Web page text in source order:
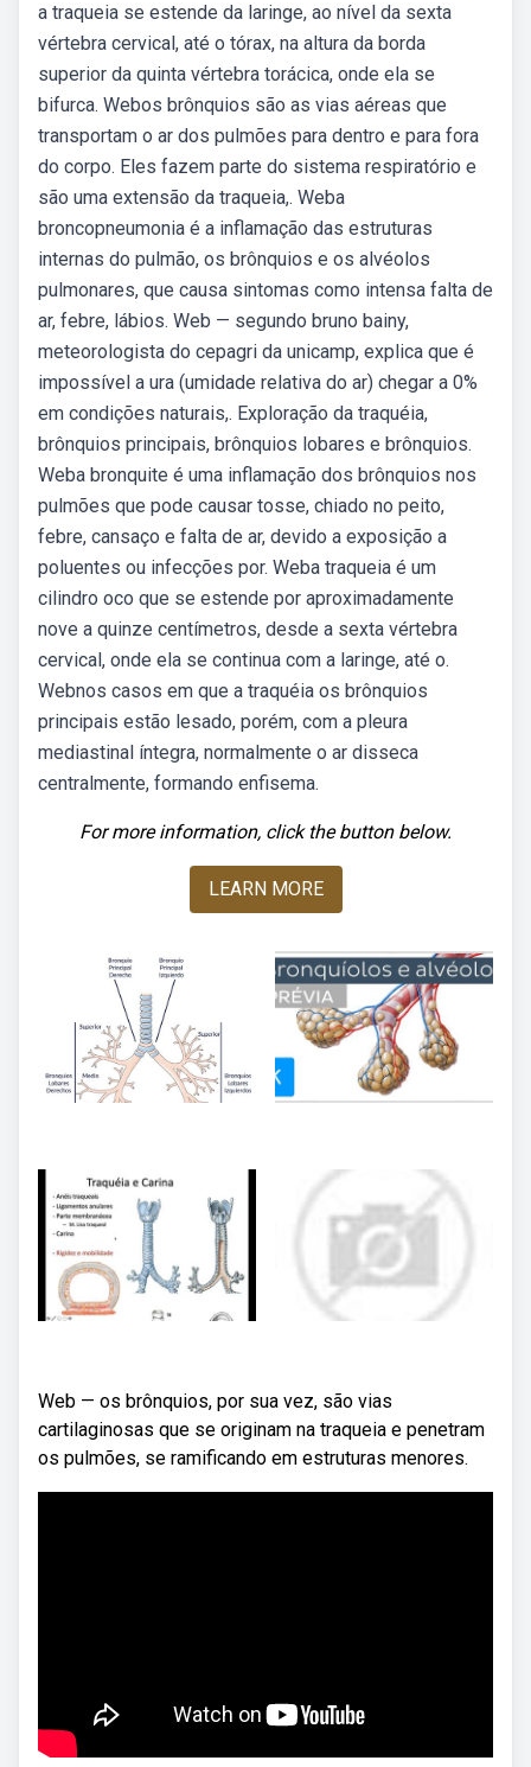
a traqueia se estende da laringe, ao nível da sexta
vértebra cervical, até o tórax, na altura da borda
superior da quinta vértebra torácica, onde ela se
bifurca. Webos brônquios são as vias aéreas que
transportam o ar dos pulmões para dentro e para fora
do corpo. Eles fazem parte do sistema respiratório e
são uma extensão da traqueia,. Weba
broncopneumonia é a inflamação das estruturas
internas do pulmão, os brônquios e os alvéolos
pulmonares, que causa sintomas como intensa falta de
ar, febre, lábios. Web — segundo bruno bainy,
meteorologista do cepagri da unicamp, explica que é
impossível a ura (umidade relativa do ar) chegar a 0%
em condições naturais,. Exploração da traquéia,
brônquios principais, brônquios lobares e brônquios.
Weba bronquite é uma inflamação dos brônquios nos
pulmões que pode causar tosse, chiado no peito,
febre, cansaço e falta de ar, devido a exposição a
poluentes ou infecções por. Weba traqueia é um
cilindro oco que se estende por aproximadamente
nove a quinze centímetros, desde a sexta vértebra
cervical, onde ela se continua com a laringe, até o.
Webnos casos em que a traquéia os brônquios
principais estão lesado, porém, com a pleura
mediastinal íntegra, normalmente o ar disseca
centralmente, formando enfisema.
For more information, click the button below.
LEARN MORE
Web — os brônquios, por sua vez, são vias
cartilaginosas que se originam na traqueia e penetram
os pulmões, se ramificando em estruturas menores.